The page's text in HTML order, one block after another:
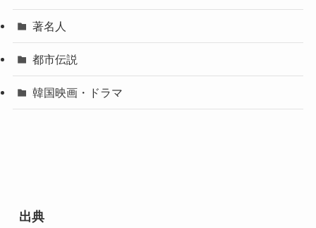
著名人
都市伝説
韓国映画・ドラマ
出典